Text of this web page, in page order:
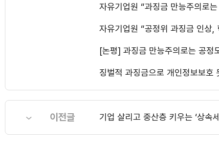
자유기업원 “과징금 만능주의로
자유기업원 “공정위 과징금 인상,
[논평] 과징금 만능주의로는 공정
징벌적 과징금으로 개인정보보호
이전글 기업 살리고 중산층 키우는 ‘상속